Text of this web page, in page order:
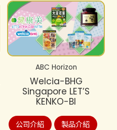
ABC Horizon
Welcia-BHG
Singapore LET’S
KENKO-BI
公司介紹 製品介紹